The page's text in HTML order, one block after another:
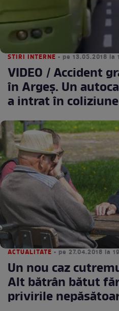
STIRI INTERNE • pe 13.05.2018 la
VIDEO / Accident
în Argeș. Un
a intrat în
ACTUALITATE • pe 27.04.2018 la
Un nou caz
Alt bătrân bătut
privirile